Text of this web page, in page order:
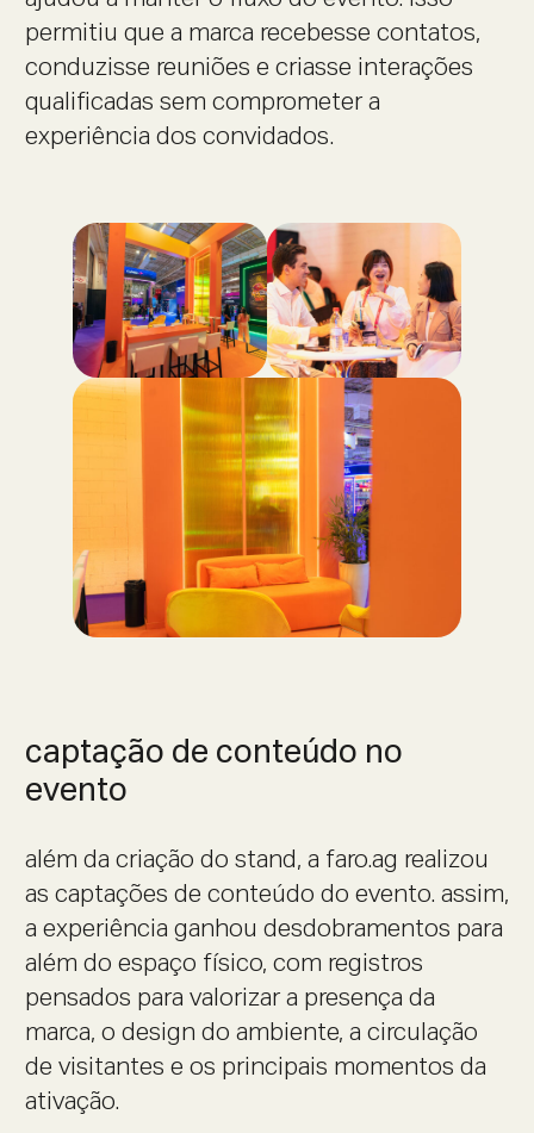
permitiu que a marca recebesse contatos,
conduzisse reuniões e criasse interações
qualificadas sem comprometer a
experiência dos convidados.
captação de conteúdo no
evento
além da criação do stand, a faro.ag realizou
as captações de conteúdo do evento. assim,
a experiência ganhou desdobramentos para
além do espaço físico, com registros
pensados para valorizar a presença da
marca, o design do ambiente, a circulação
de visitantes e os principais momentos da
ativação.